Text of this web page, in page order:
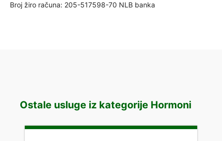
Broj žiro računa: 205-517598-70 NLB banka
Ostale usluge iz kategorije Hormoni